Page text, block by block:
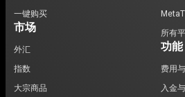
一键购买
市场
外汇
指数
大宗商品
所有
功能
费用
入金